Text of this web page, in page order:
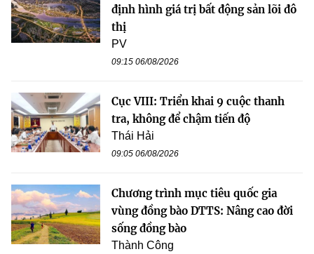
định hình giá trị bất động sản lõi đô
thị
PV
09:15 06/08/2026
Cục VIII: Triển khai 9 cuộc thanh
tra, không để chậm tiến độ
Thái Hải
09:05 06/08/2026
Chương trình mục tiêu quốc gia
vùng đồng bào DTTS: Nâng cao đời
sống đồng bào
Thành Công